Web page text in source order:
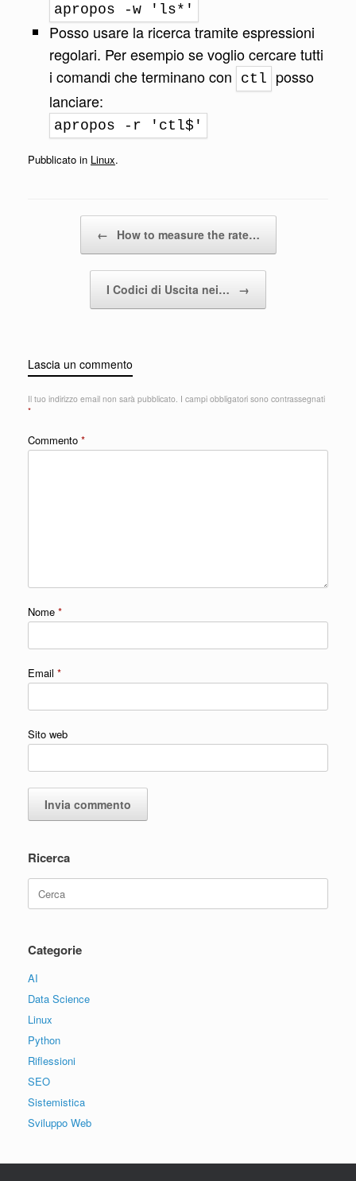
apropos -w 'ls*'
Posso usare la ricerca tramite espressioni
regolari. Per esempio se voglio cercare tutti
i comandi che terminano con
ctl
posso
lanciare:
apropos -r 'ctl$'
Pubblicato in Linux.
← How to measure the rate…
I Codici di Uscita nei… →
Lascia un commento
Il tuo indirizzo email non sarà pubblicato. I campi obbligatori sono contrassegnati
*
Commento *
Nome *
Email *
Sito web
Ricerca
Ricerca
per:
Categorie
AI
Data Science
Linux
Python
Riflessioni
SEO
Sistemistica
Sviluppo Web